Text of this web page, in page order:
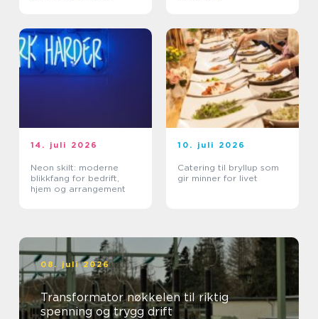
14. juli 2026
Neon skilt: moderne
blikkfang for bedrift,
hjem og arrangement
10. juli 2026
Catering til bryllup som
gir minner for livet
08. juli 2026
Transformator nøkkelen til riktig
spenning og trygg drift